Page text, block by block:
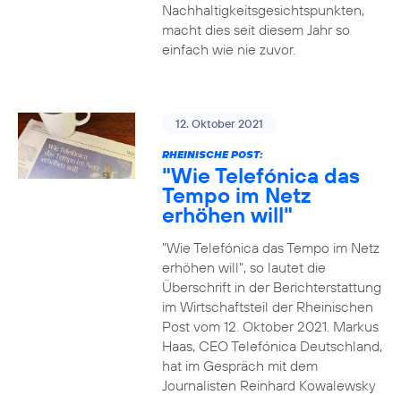
Nachhaltigkeitsgesichtspunkten,
macht dies seit diesem Jahr so
einfach wie nie zuvor.
12. Oktober 2021
RHEINISCHE POST:
"Wie Telefónica das
Tempo im Netz
erhöhen will"
"Wie Telefónica das Tempo im Netz
erhöhen will", so lautet die
Überschrift in der Berichterstattung
im Wirtschaftsteil der Rheinischen
Post vom 12. Oktober 2021. Markus
Haas, CEO Telefónica Deutschland,
hat im Gespräch mit dem
Journalisten Reinhard Kowalewsky